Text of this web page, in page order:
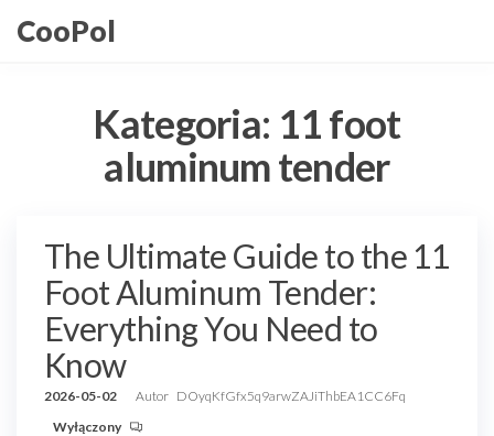
doCooPol
Kategoria: 11 foot
aluminum tender
The Ultimate Guide to the 11
Foot Aluminum Tender:
Everything You Need to
Know
2026-05-02 Autor DOyqKfGfx5q9arwZAJiThbEA1CC6Fq
Wyłączony